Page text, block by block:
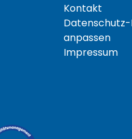
Kontakt
anpassen
Impressum